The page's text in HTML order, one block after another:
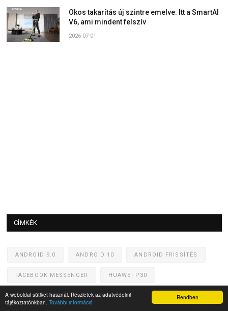
Rendben
A weboldal sütiket használ. Részletek az adatvédelmi
tájékoztatónkban. További információ
Okos takarítás új szintre emelve: Itt a SmartAI
V6, ami mindent felszív
2026-07-01
CÍMKÉK
ANDROID 9.0 ANDROID 10 ANDROID FRISSÍTÉS
FACEBOOK MESSENGER HUAWEI P30
HUAWEI MATE 30 PRO KÍNAI CUCCOK